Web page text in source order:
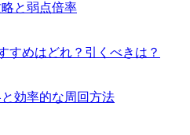
と弱点倍率
すめはどれ？引くべきは？
効率的な周回方法